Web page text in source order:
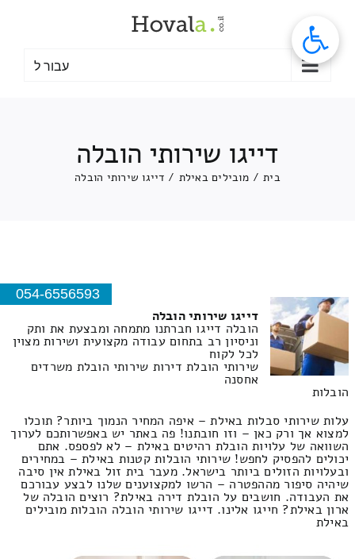
עבור ל
דייגו שירותי הובלה
בית / מובילים באילת / דייגו שירותי הובלה
054-6556593
דייגו שירותי הובלה
הובלה דייגו חברתנו מתמחה ומבצעת את ותק
וניסיון רב בתחום עבודה מקצועית ושירות מצוין
לכל לקוח
שירותי הובלת דירות שירותי הובלת משרדים
אחסנה
הובלות
עלות שירותי סבלות באילת – איפה המחיר הנמוך ביותר? תוכלו
למצוא אך ורק כאן – וזו חובתנו! פה באתר יש באפשרותכם לערוך
השוואה של עלויות הובלת רהיטים באילת – לא לפספס. אתם
יכולים להפסיק לחפש! שירותי הובלות קטנות באילת – במחירים
ובעלויות הזולים ביותר בישראל. מעבר בית זול באילת אין סיבה
שיהיה סיפור מההפטרה – הרשו למקצוענים שלנו לבצע עבורכם
את העבודה. חושבים על הובלת דירה באילת? רוצים הובלה של
ארון באילת? חייגו אלינו. דייגו שירותי הובלה הובלות מובילים
באילת